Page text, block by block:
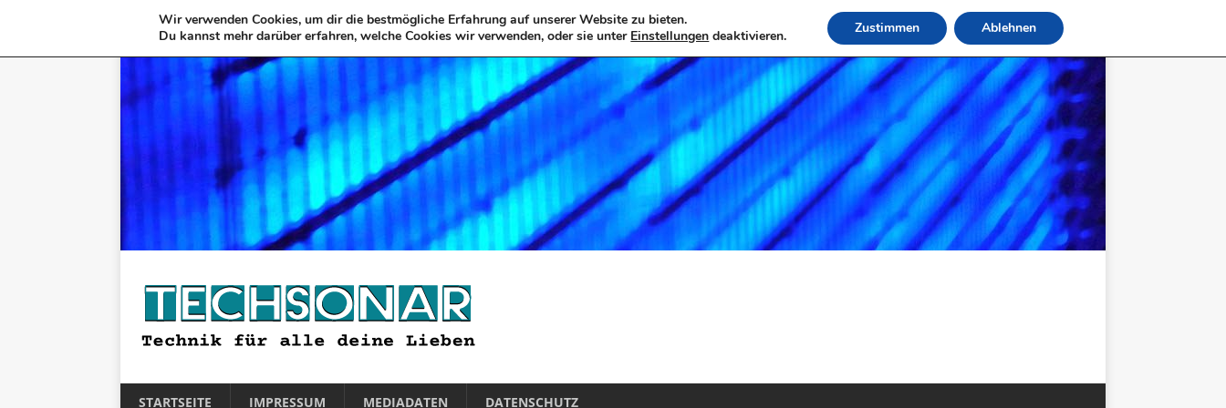
STARTSEITE IMPRESSUM MEDIADATEN DATENSCHUTZ
Wir verwenden Cookies, um dir die bestmögliche Erfahrung auf unserer Website zu bieten.
Du kannst mehr darüber erfahren, welche Cookies wir verwenden, oder sie unter Einstellungen deaktivieren. Zustimmen Ablehnen